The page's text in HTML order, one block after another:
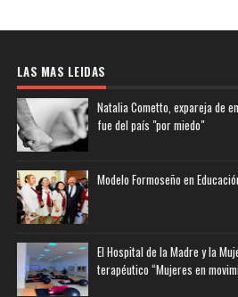
LAS MAS LEIDAS
Natalia Cometto, expareja de
fue del país "por miedo"
Modelo Formoseño en
El Hospital de la Madre y la
terapéutico “Mujeres en